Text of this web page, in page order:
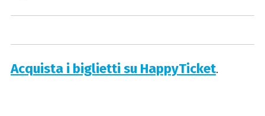
Acquista i biglietti su HappyTicket.